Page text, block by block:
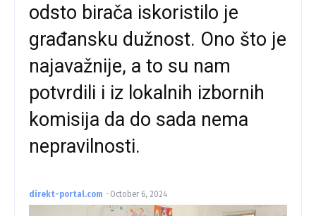
odsto birača iskoristilo je
građansku dužnost. Ono što je
najavažnije, a to su nam
potvrdili i iz lokalnih izbornih
komisija da do sada nema
nepravilnosti.
direkt-portal.com - October 6, 2024